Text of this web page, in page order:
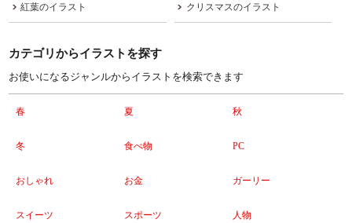
紅葉のイラスト クリスマスのイラスト
カテゴリからイラストを探す
お使いになるジャンルからイラストを検索できます
春 夏 秋
冬 食べ物 PC
おしゃれ お金 ガーリー
スイーツ スポーツ 人物